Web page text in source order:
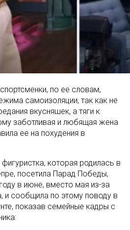
по ее словам,
самоизоляции, так как не
вкусняшек, а тяги к
заботливая и любящая жена
ее на похудения в
которая родилась в
посетила Парад Победы,
в июне, вместо мая из-за
и сообщила по этому поводу в
показав семейные кадры с